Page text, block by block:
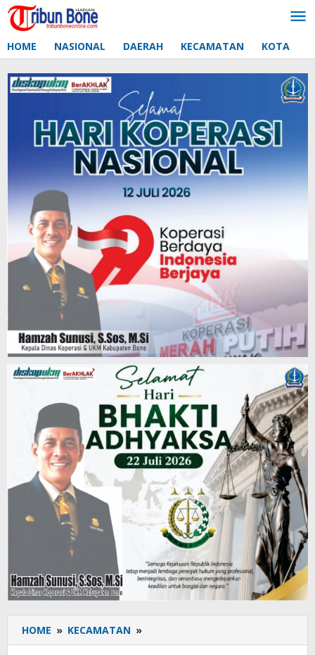
Lewati
ke
HOME NASIONAL DAERAH KECAMATAN KOTA
HOME » KECAMATAN »
Musrenbang